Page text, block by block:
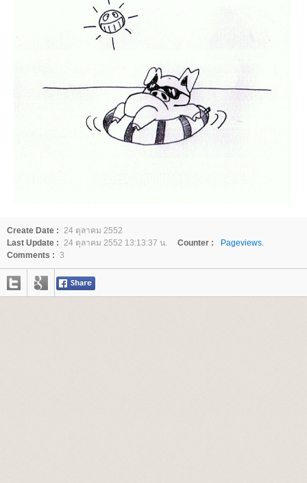
Create Date :
24 ตุลาคม 2552
Last Update :
24 ตุลาคม 2552 13:13:37 น. Counter :
Pageviews.
Comments : 3